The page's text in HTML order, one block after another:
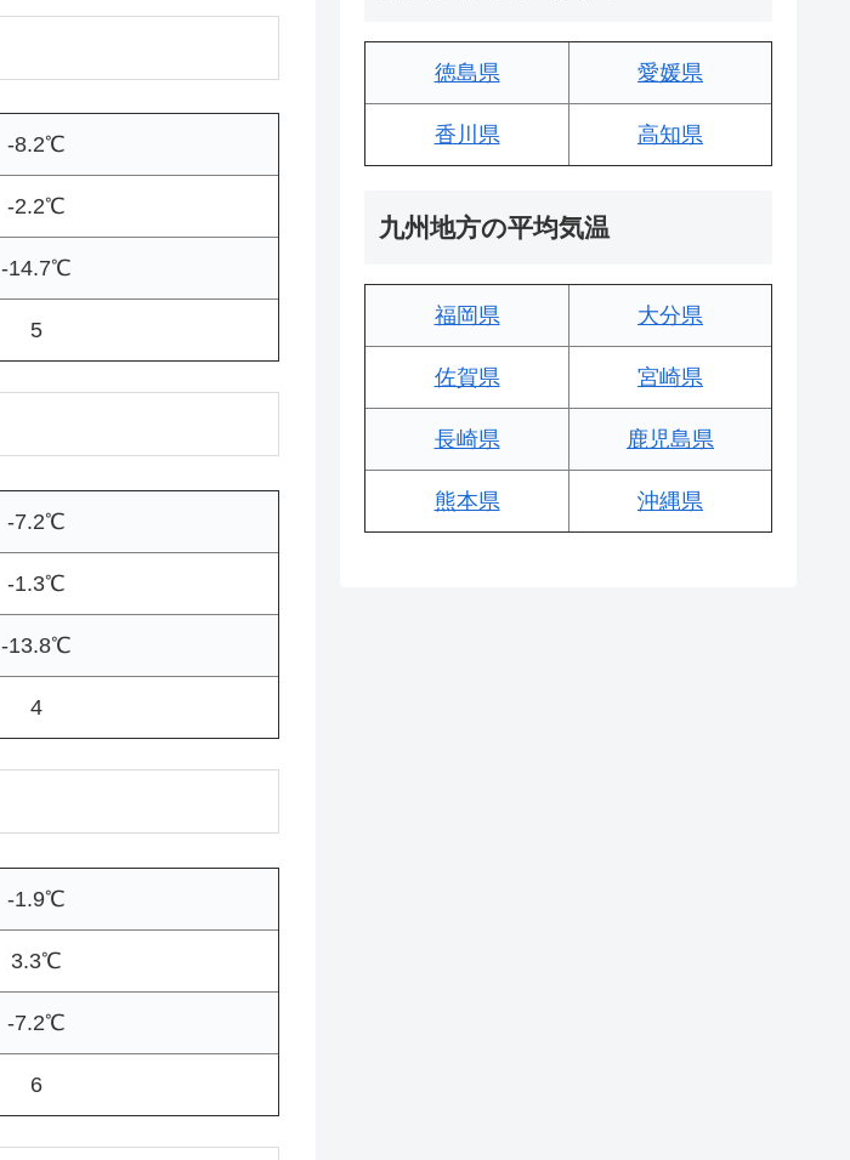
-8.2℃
-2.2℃
-14.7℃
5
-7.2℃
-1.3℃
-13.8℃
4
-1.9℃
3.3℃
-7.2℃
6
徳島県 愛媛県
香川県 高知県
九州地方の平均気温
福岡県 大分県
佐賀県 宮崎県
長崎県 鹿児島県
熊本県 沖縄県